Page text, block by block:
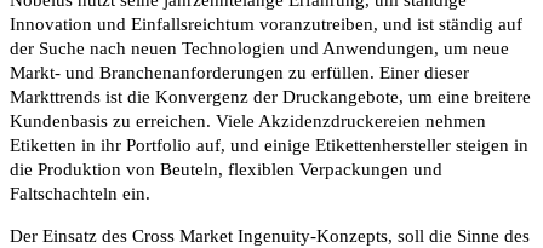
Innovation und Einfallsreichtum voranzutreiben, und ist ständig auf
der Suche nach neuen Technologien und Anwendungen, um neue
Markt- und Branchenanforderungen zu erfüllen. Einer dieser
Markttrends ist die Konvergenz der Druckangebote, um eine breitere
Kundenbasis zu erreichen. Viele Akzidenzdruckereien nehmen
Etiketten in ihr Portfolio auf, und einige Etikettenhersteller steigen in
die Produktion von Beuteln, flexiblen Verpackungen und
Faltschachteln ein.
Der Einsatz des Cross Market Ingenuity-Konzepts, soll die Sinne des